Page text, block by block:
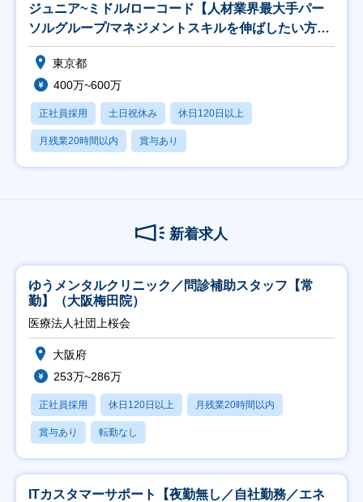
ジュニア~ミドル/ローコード【人材業界最大手パー
ソルグループ/マネジメントスキルを伸ばしたい方歓
迎】
東京都
400万~600万
正社員採用 土日祝休み 休日120日以上
月残業20時間以内 賞与あり
新着求人
ゆうメンタルクリニック／問診補助スタッフ【常
勤】（大阪梅田院）
医療法人社団上桜会
大阪府
253万~286万
正社員採用 休日120日以上 月残業20時間以内
賞与あり 転勤なし
ITカスタマーサポート【夜勤無し／自社勤務／エネ